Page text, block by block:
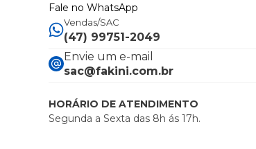
Fale no WhatsApp
Vendas/SAC
(47) 99751-2049
Envie um e-mail
sac@fakini.com.br
HORÁRIO DE ATENDIMENTO
Segunda a Sexta das 8h ás 17h.